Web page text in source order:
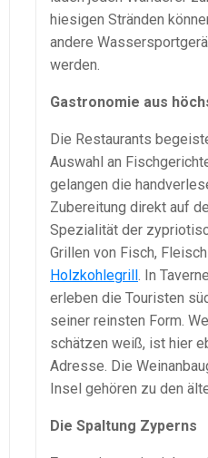
hiesigen Stränden
andere
werden.
Gastronomie aus
Die Restaurants
Auswahl an
gelangen die
Zubereitung direkt auf
Spezialität der
Grillen von Fisch,
Holzkohlegrill . In
erleben die Touristen
seiner reinsten Form.
schätzen weiß, ist hier
Adresse. Die
Insel gehören zu den
Die Spaltung Zyperns